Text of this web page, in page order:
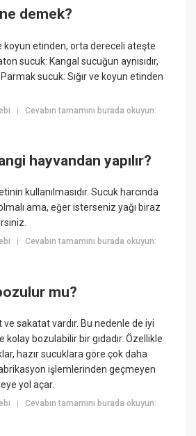
demek?
koyun etinden, orta dereceli ateşte
sucuk: Kangal sucuğun aynısıdır,
sucuk: Sığır ve koyun etinden
|Cevabın tamamını burada okuyun:
hayvandan yapılır?
kullanılmasıdır. Sucuk harcında
ama, eğer isterseniz yağı biraz
|Cevabın tamamını burada okuyun:
mu?
sakatat vardır. Bu nedenle de iyi
kolay bozulabilir bir gıdadır. Özellikle
hazır sucuklara göre çok daha
işlemlerinden geçmeyen
yol açar.
|Cevabın tamamını burada okuyun: